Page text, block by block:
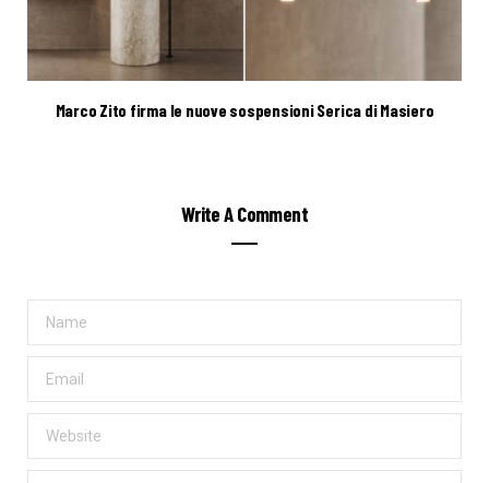
Marco Zito firma le nuove sospensioni Serica di Masiero
Write A Comment